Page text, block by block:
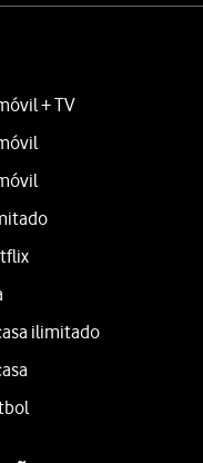
+ TV
ilimitado